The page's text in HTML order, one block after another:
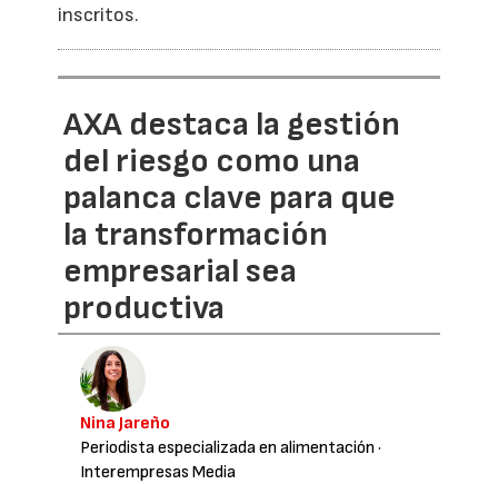
inscritos.
AXA destaca la gestión
del riesgo como una
palanca clave para que
la transformación
empresarial sea
productiva
Nina Jareño
Periodista especializada en alimentación ·
Interempresas Media